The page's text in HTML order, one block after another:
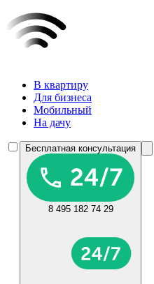
В квартиру
Для бизнеса
Мобильный
На дачу
Бесплатная консультация
8 495 182 74 29